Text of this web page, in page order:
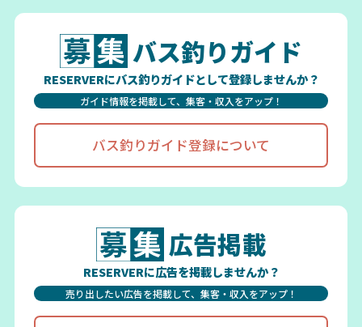
バス釣りガイド
RESERVERにバス釣りガイドとして登録しませんか？
ガイド情報を掲載して、集客・収入をアップ！
バス釣りガイド登録について
広告掲載
RESERVERに広告を掲載しませんか？
売り出したい広告を掲載して、集客・収入をアップ！